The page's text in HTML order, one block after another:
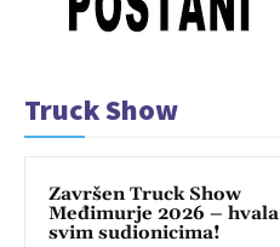
Truck Show
Završen Truck Show
Međimurje 2026 – hvala
svim sudionicima!